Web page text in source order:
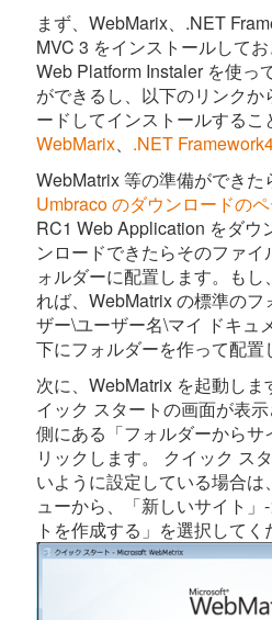
まず、WebMarix、.NET
MVC 3 をインストールしてお
Web Platform Instaler を使っ
ができるし、以下のリンクか
ードしてインストールするこ
WebMarix、 .NET
WebMatrix 等の準備ができ
Umbraco のダウンロードの
RC1 Web Application をダウ
ンロードできたらそのファ
ォルダーに配置します。も
れば、WebMatrix の標準の
ザー\ユーザー名\マイ ドキュ
下にフォルダーを作って配置
次に、WebMatrix を起動しま
イック スタートの画面が表
側にある「フォルダーからサ
リックします。 クイック ス
いように設定している場合
ューから、「新しいサイト」
トを作成する」を選択してく